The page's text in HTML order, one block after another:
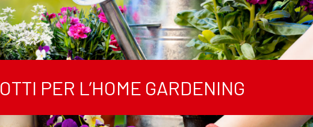
PER L’HOME GARDENING